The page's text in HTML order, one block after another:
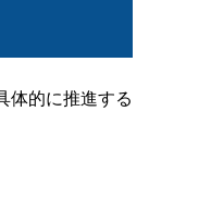
体的に推進する